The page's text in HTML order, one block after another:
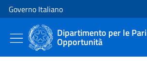
Vai al contenuto
Vai alla navigazione del sito
Governo Italiano
Dipartimento per le Pari
Opportunità